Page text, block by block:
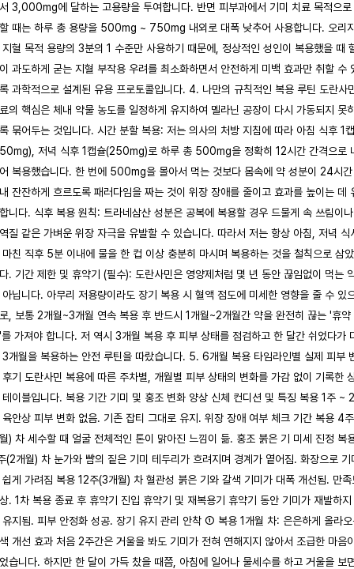
3,000mg에 달하는 고용량을 투여합니다. 반면 피부과에서 기미 치료 목적으로
때는 하루 총 용량을 500mg ~ 750mg 내외로 대폭 낮추어 사용합니다. 오리지
지혈 목적 용량의 3분의 1 수준만 사용하기 때문에, 정상적인 성인이 복용했을 때
과도하게 굳는 지혈 부작용 우려를 최소화하면서 안전하게 미백 효과만 취할 수
과학적으로 설계된 유용 프로토콜입니다. 4. 나만의 규칙적인 복용 루틴 도란사
의 핵심은 체내 약물 농도를 일정하게 유지하여 멜라닌 공장이 다시 가동되지 못
묶어두는 것입니다. 시간 분할 복용: 저는 의사의 처방 지침에 따라 아침 식후 1
저녁 식후 1캡슐(250mg)로 하루 총 500mg을 정확히 12시간 간격으로
복용했습니다. 한 번에 500mg을 몰아서 먹는 것보다 몸속에 약 성분이 24시간
잔잔하게 흐르도록 패러다임을 짜는 것이 위장 장애를 줄이고 효과를 높이는 데
니다. 식후 복용 원칙: 트라네삼산 성분은 공복에 복용할 경우 드물게 속 쓰림이나
질 같은 가벼운 위장 자극을 유발할 수 있습니다. 따라서 저는 항상 아침, 저녁 식
마친 직후 5분 이내에 물을 한 컵 이상 충분히 마시며 복용하는 것을 철칙으로 삼
. 기간 제한 및 휴약기 (필수): 도란사민은 영양제처럼 몇 년 동안 끊임없이 먹는
아닙니다. 아무리 저용량이라도 장기 복용 시 혈액 점도에 미세한 영향을 줄 수 있
, 보통 2개월~3개월 연속 복용 후 반드시 1개월~2개월간 약을 완전히 끊는 '휴약
를 가져야 합니다. 저 역시 3개월 복용 후 피부 상태를 점검하고 한 달간 쉬었다가
3개월을 복용하는 안전 루틴을 따랐습니다. 5. 6개월 복용 타임라인별 실제 피부
후기 도란사민 복용에 따른 주차별, 개월별 피부 상태의 변화를 가감 없이 기록한
테이블입니다. 복용 기간 기미 및 홍조 변화 양상 신체 컨디션 및 특징 복용 1주 ~
육안상 피부 변화 없음. 기존 잡티 그대로 유지. 위장 장애 여부 체크 기간 복용 4주
) 차 세수할 때 얼굴 전체적인 톤이 맑아진 느낌이 듦. 홍조 붉은 기 미세 진정 복
(2개월) 차 눈가와 뺨의 짙은 기미 테두리가 흐려지며 경계가 옅어짐. 화장으로 기
쉽게 가려짐 복용 12주(3개월) 차 혈관성 붉은 기와 갈색 기미가 대폭 개선됨. 만족
. 1차 복용 종료 후 휴약기 진입 휴약기 및 재복용기 휴약기 동안 기미가 재발하지
유지됨. 피부 안정화 성공. 장기 유지 관리 안착 ① 복용 1개월 차: 은은하게 올라
개선 효과 처음 2주간은 거울을 봐도 기미가 전혀 연해지지 않아서 조급한 마음이
습니다. 하지만 한 달이 가득 찼을 때쯤, 아침에 일어나 물세수를 하고 거울을 보